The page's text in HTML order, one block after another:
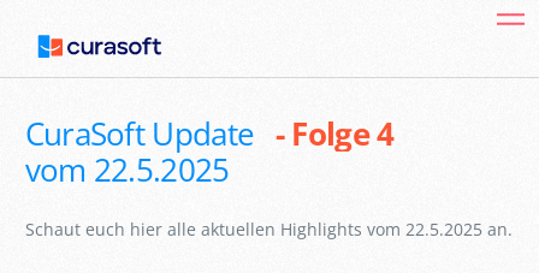
CuraSoft Update - Folge4
vom 22.5.2025
Schaut euch hier alle aktuellen Highlights vom 22.5.2025 an.